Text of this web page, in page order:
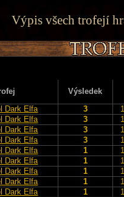
Výpis všech trofejí
Výsledek
Dark Elfa 3
Dark Elfa 3
Dark Elfa 3
Dark Elfa 3
Dark Elfa 1
Dark Elfa 1
Dark Elfa 1
Dark Elfa 1
Dark Elfa 1